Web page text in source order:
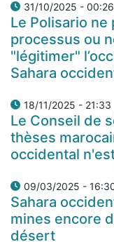
31/10/2025 - 00:26
Le Polisario ne
processus ou
"légitimer"
Sahara
18/11/2025 - 21:33
Le Conseil de
thèses
occidental
09/03/2025 -
Sahara
mines encore
désert